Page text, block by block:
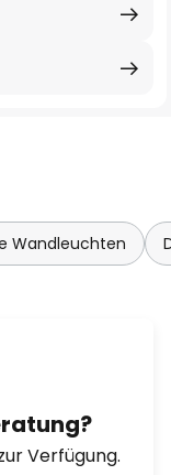
Wandleuchten
Verfügung.